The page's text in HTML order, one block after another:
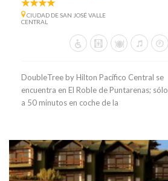
CIUDAD DE SAN JOSÉ VALLE
CENTRAL
DoubleTree by Hilton Pacífico Central se
encuentra en El Roble de Puntarenas; sólo
a 50 minutos en coche de la